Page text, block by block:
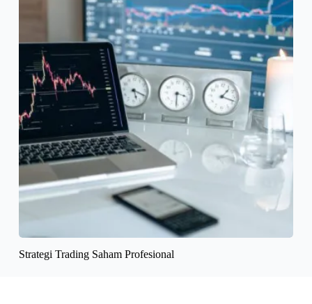
Strategi Trading Saham Profesional